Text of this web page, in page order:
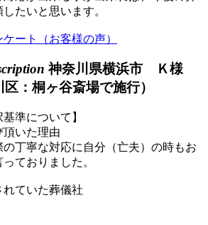
たいと思います。
神奈川県横浜市 Ｋ様
区：桐ヶ谷斎場で施行）
基準について】
頂いた理由
丁寧な対応に自分（亡夫）の時もお
ておりました。
れていた葬儀社